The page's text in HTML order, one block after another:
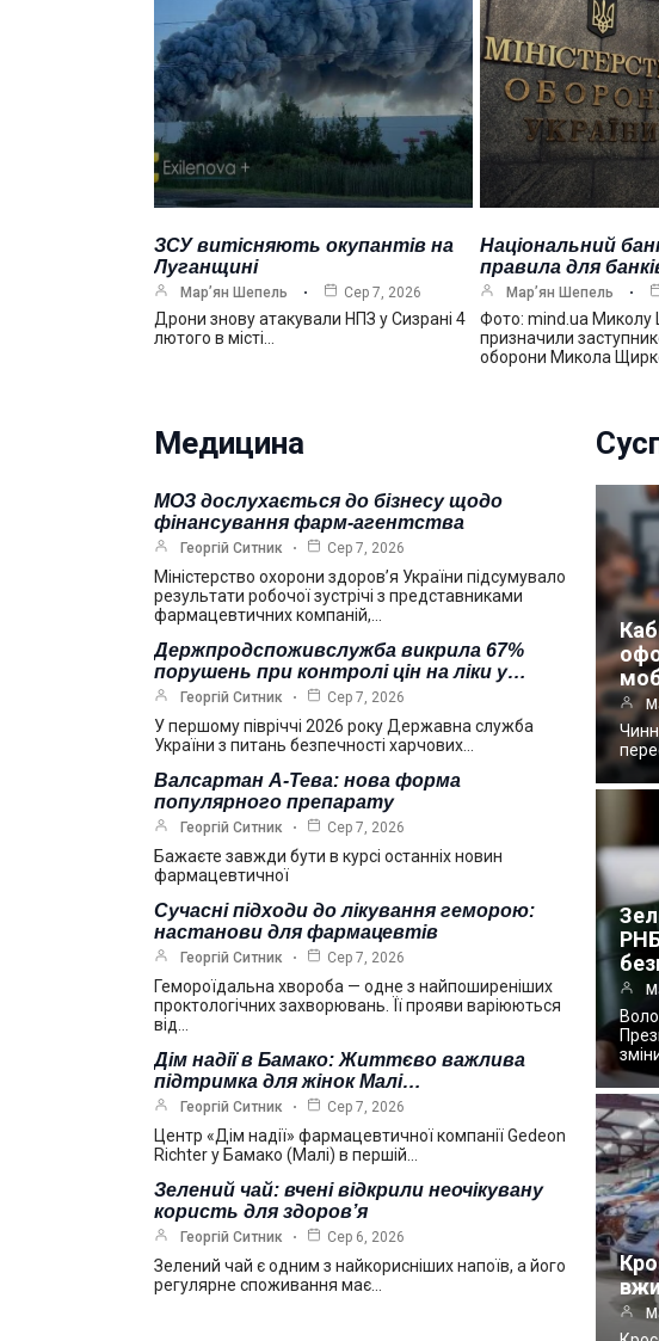
ЗСУ витісняють окупантів на
Луганщині
Мар’ян Шепель Сер 7, 2026
Дрони знову атакували НПЗ у Сизрані 4
лютого в місті…
Національний
правила для
Мар’ян Шепель
Фото: mind.ua
призначили
оборони Микола
Медицина
МОЗ дослухається до бізнесу щодо
фінансування фарм-агентства
Георгій Ситник Сер 7, 2026
Міністерство охорони здоров’я України підсумувало
результати робочої зустрічі з представниками
фармацевтичних компаній,…
Держпродспоживслужба викрила 67%
порушень при контролі цін на ліки у…
Георгій Ситник Сер 7, 2026
У першому півріччі 2026 року Державна служба
України з питань безпечності харчових…
Валсартан А-Тева: нова форма
популярного препарату
Георгій Ситник Сер 7, 2026
Бажаєте завжди бути в курсі останніх новин
фармацевтичної
Сучасні підходи до лікування геморою:
настанови для фармацевтів
Георгій Ситник Сер 7, 2026
Гемороїдальна хвороба — одне з найпоширеніших
проктологічних захворювань. Її прояви варіюються
від…
Дім надії в Бамако: Життєво важлива
підтримка для жінок Малі…
Георгій Ситник Сер 7, 2026
Центр «Дім надії» фармацевтичної компанії Gedeon
Richter у Бамако (Малі) в першій…
Зелений чай: вчені відкрили неочікувану
користь для здоров’я
Георгій Ситник Сер 6, 2026
Зелений чай є одним з найкорисніших напоїв, а його
регулярне споживання має…